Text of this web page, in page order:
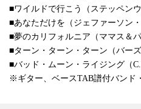
■ワイルドで行こう（ステッペンウ
■あなただけを（ジェファーソン
■夢のカリフォルニア（ママス＆パ
■ターン・ターン・ターン（バーズ
■バッド・ムーン・ライジング（
※ギター、ベースTAB譜付バンド